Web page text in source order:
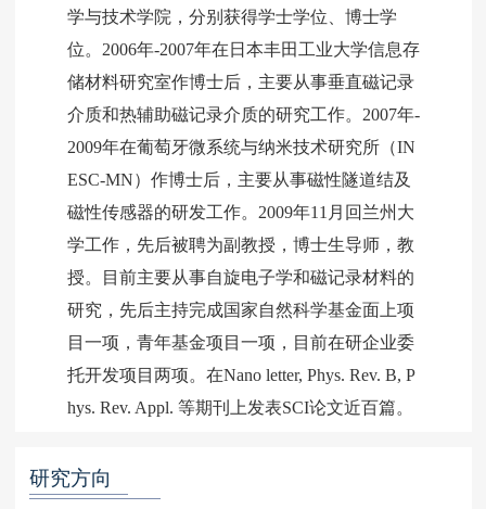
学与技术学院，分别获得学士学位、博士学
位。2006年-2007年在日本丰田工业大学信息存
储材料研究室作博士后，主要从事垂直磁记录
介质和热辅助磁记录介质的研究工作。2007年-
2009年在葡萄牙微系统与纳米技术研究所（IN
ESC-MN）作博士后，主要从事磁性隧道结及
磁性传感器的研发工作。2009年11月回兰州大
学工作，先后被聘为副教授，博士生导师，教
授。目前主要从事自旋电子学和磁记录材料的
研究，先后主持完成国家自然科学基金面上项
目一项，青年基金项目一项，目前在研企业委
托开发项目两项。在Nano letter, Phys. Rev. B, P
hys. Rev. Appl. 等期刊上发表SCI论文近百篇。
研究方向